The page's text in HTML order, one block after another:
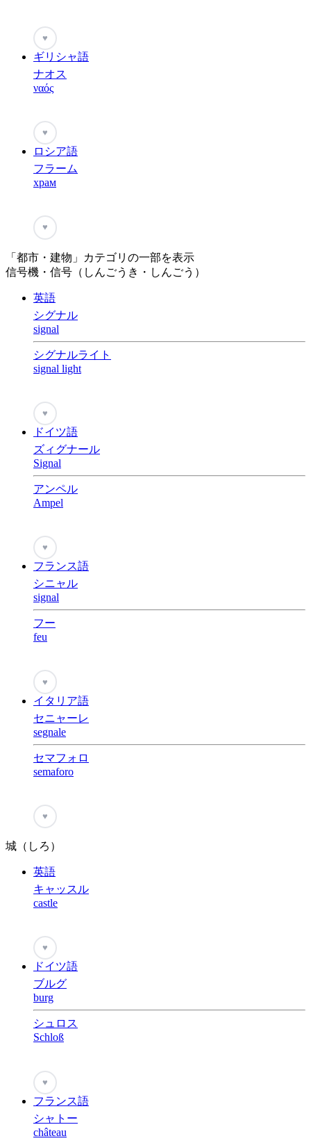
♥
ギリシャ語
ナオス
ναός
♥
ロシア語
フラーム
храм
♥
「都市・建物」カテゴリの一部を表示
信号機・信号（しんごうき・しんごう）
英語
シグナル
signal
シグナルライト
signal light
♥
ドイツ語
ズィグナール
Signal
アンペル
Ampel
♥
フランス語
シニャル
signal
フー
feu
♥
イタリア語
セニャーレ
segnale
セマフォロ
semaforo
♥
城（しろ）
英語
キャッスル
castle
♥
ドイツ語
ブルグ
burg
シュロス
Schloß
♥
フランス語
シャトー
château